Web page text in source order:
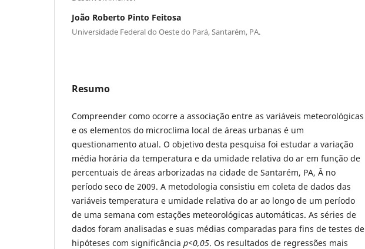
João Roberto Pinto Feitosa
Universidade Federal do Oeste do Pará, Santarém, PA.
Resumo
Compreender como ocorre a associação entre as variáveis meteorológicas
e os elementos do microclima local de áreas urbanas é um
questionamento atual. O objetivo desta pesquisa foi estudar a variação
média horária da temperatura e da umidade relativa do ar em função de
percentuais de áreas arborizadas na cidade de Santarém, PA, Â no
período seco de 2009. A metodologia consistiu em coleta de dados das
variáveis temperatura e umidade relativa do ar ao longo de um período
de uma semana com estações meteorológicas automáticas. As séries de
dados foram analisadas e suas médias comparadas para fins de testes de
hipóteses com significância p<0,05. Os resultados de regressões mais